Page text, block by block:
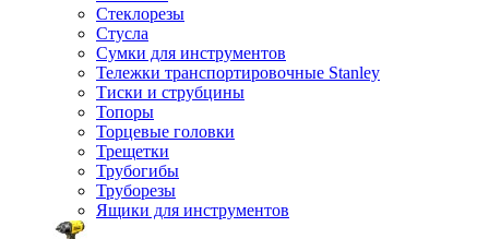
Стеклорезы
Стусла
Сумки для инструментов
Тележки транспортировочные Stanley
Тиски и струбцины
Топоры
Торцевые головки
Трещетки
Трубогибы
Труборезы
Ящики для инструментов